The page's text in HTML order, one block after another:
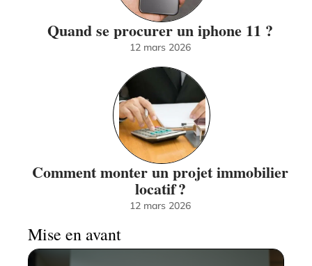
Quand se procurer un iphone 11 ?
12 mars 2026
Comment monter un projet immobilier
locatif ?
12 mars 2026
Mise en avant